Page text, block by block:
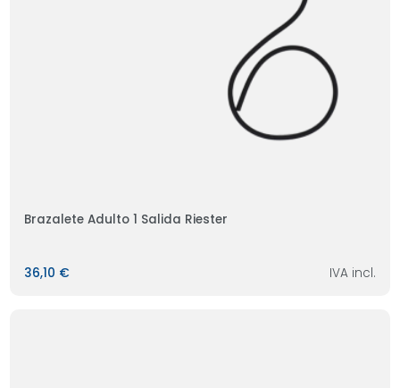
Brazalete Adulto 1 Salida Riester
36,10 € IVA incl.